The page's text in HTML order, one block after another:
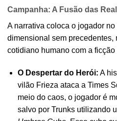
Campanha: A Fusão das
A narrativa coloca o jogador
dimensional sem precedentes,
cotidiano humano com a ficção
O Despertar do Herói: A
vilão Frieza ataca a Times
meio do caos, o jogador é
salvo por Trunks utilizando